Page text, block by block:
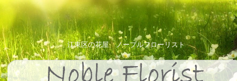
江東区の花屋 ノーブルフローリスト